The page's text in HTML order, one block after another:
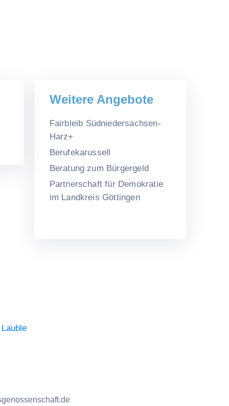
Weitere Angebote
Fairbleib Südniedersachsen-
Harz+
Berufekarussell
Beratung zum Bürgergeld
Partnerschaft für Demokratie
im Landkreis Göttingen